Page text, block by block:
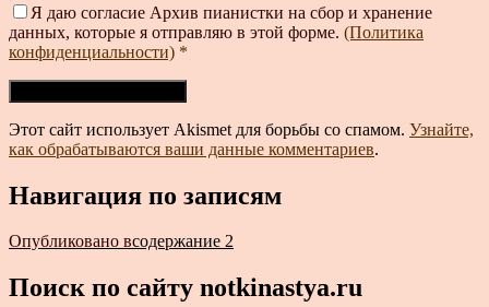
Я даю согласие Архив пианистки на сбор и хранение
данных, которые я отправляю в этой форме. (Политика
конфиденциальности) *
Этот сайт использует Akismet для борьбы со спамом. Узнайте,
как обрабатываются ваши данные комментариев.
Навигация по записям
Опубликовано всодержание 2
Поиск по сайту notkinastya.ru